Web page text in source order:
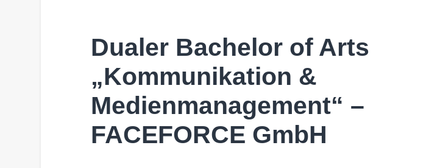
Dualer Bachelor of Arts
„Kommunikation &
Medienmanagement“ –
FACEFORCE GmbH